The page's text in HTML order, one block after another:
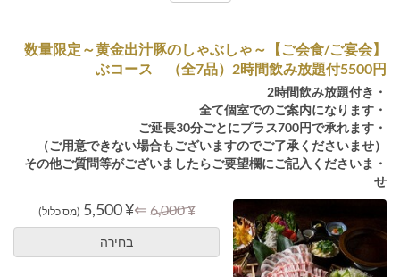
【ご会食/ご宴会】～数量限定～黄金出汁豚のしゃぶしゃ
ぶコース （全7品）2時間飲み放題付5500円
・2時間飲み放題付き
・全て個室でのご案内になります
・ご延長30分ごとにプラス700円で承れます
（ご用意できない場合もございますのでご了承くださいませ）
・その他ご質問等がございましたらご要望欄にご記入くださいま
せ
¥ 6,000
⇐
¥ 5,500 (מס כלול)
בחירה